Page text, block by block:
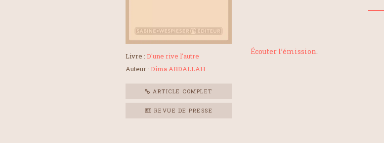
Livre : D'une rive l'autre
Auteur : Dima ABDALLAH
ARTICLE COMPLET
REVUE DE PRESSE
Écouter l’émission.